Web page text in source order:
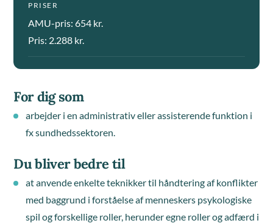
PRISER
AMU-pris: 654 kr.
Pris: 2.288 kr.
For dig som
arbejder i en administrativ eller assisterende funktion i
fx sundhedssektoren.
Du bliver bedre til
at anvende enkelte teknikker til håndtering af konflikter
med baggrund i forståelse af menneskers psykologiske
spil og forskellige roller, herunder egne roller og adfærd i